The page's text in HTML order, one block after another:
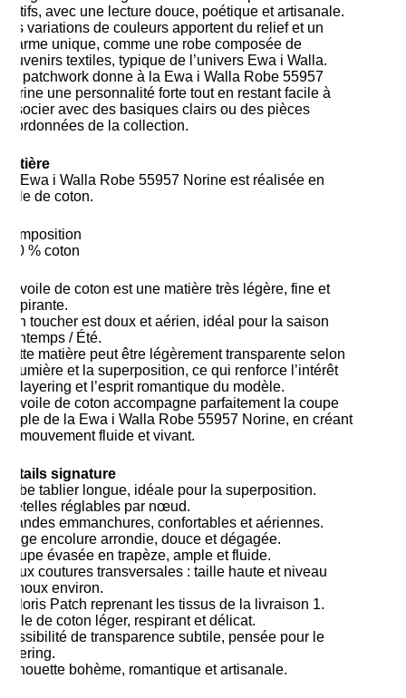
motifs, avec une lecture douce, poétique et artisanale.
Les variations de couleurs apportent du relief et un
charme unique, comme une robe composée de
souvenirs textiles, typique de l’univers Ewa i Walla.
Ce patchwork donne à la Ewa i Walla Robe 55957
Norine une personnalité forte tout en restant facile à
associer avec des basiques clairs ou des pièces
coordonnées de la collection.
Matière
La Ewa i Walla Robe 55957 Norine est réalisée en
voile de coton.
Composition
100 % coton
Le voile de coton est une matière très légère, fine et
respirante.
Son toucher est doux et aérien, idéal pour la saison
Printemps / Été.
Cette matière peut être légèrement transparente selon
la lumière et la superposition, ce qui renforce l’intérêt
du layering et l’esprit romantique du modèle.
Le voile de coton accompagne parfaitement la coupe
ample de la Ewa i Walla Robe 55957 Norine, en créant
un mouvement fluide et vivant.
Détails signature
Robe tablier longue, idéale pour la superposition.
Bretelles réglables par nœud.
Grandes emmanchures, confortables et aériennes.
Large encolure arrondie, douce et dégagée.
Coupe évasée en trapèze, ample et fluide.
Deux coutures transversales : taille haute et niveau
genoux environ.
Coloris Patch reprenant les tissus de la livraison 1.
Voile de coton léger, respirant et délicat.
Possibilité de transparence subtile, pensée pour le
layering.
Silhouette bohème, romantique et artisanale.